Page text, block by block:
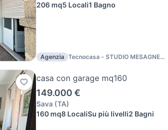
206 mq5 Locali1 Bagno
Agenzia Tecnocasa - STUDIO MESAGNE
casa con garage mq160
149.000 €
Sava (TA)
160 mq8 LocaliSu più livelli2 Bagni